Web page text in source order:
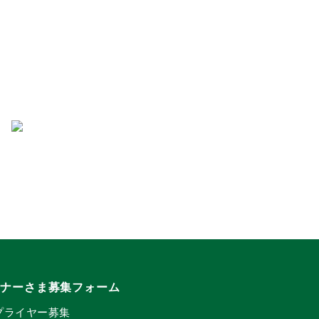
ーさま募集フォーム
ライヤー募集